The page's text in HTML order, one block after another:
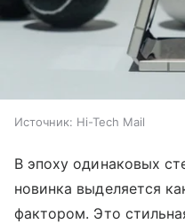
Источник: Hi-Tech Mail
В эпоху одинаковых
новинка выделяется
фактором. Это